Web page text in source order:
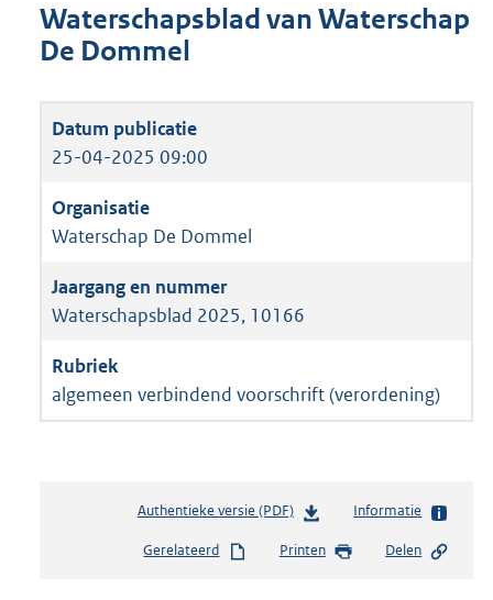
Waterschapsblad van Waterschap
De Dommel
25-04-2025 09:00
Waterschap De Dommel
Waterschapsblad 2025, 10166
algemeen verbindend voorschrift (verordening)
Authentieke versie (PDF)b
s
Informatie
Gerelateerd Printen Delen